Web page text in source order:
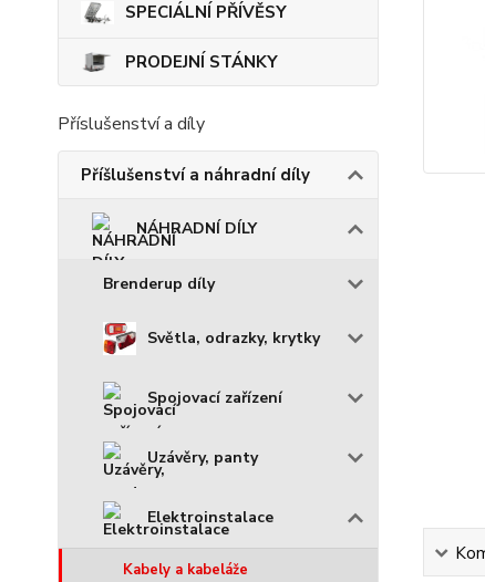
SPECIÁLNÍ PŘÍVĚSY
PRODEJNÍ STÁNKY
Příslušenství a díly
Příšlušenství a náhradní díly
NÁHRADNÍ DÍLY
Brenderup díly
Světla, odrazky, krytky
Spojovací zařízení
Uzávěry, panty
Elektroinstalace
Kabely a kabeláže